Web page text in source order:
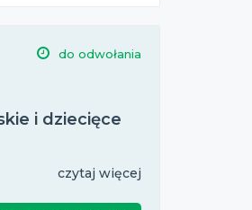
do odwołania
i dziecięce
czytaj więcej